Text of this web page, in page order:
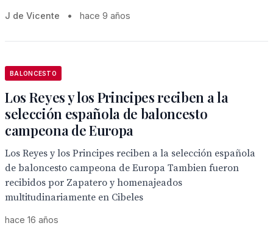
J de Vicente • hace 9 años
BALONCESTO
Los Reyes y los Principes reciben a la
selección española de baloncesto
campeona de Europa
Los Reyes y los Principes reciben a la selección española
de baloncesto campeona de Europa Tambien fueron
recibidos por Zapatero y homenajeados
multitudinariamente en Cibeles
hace 16 años